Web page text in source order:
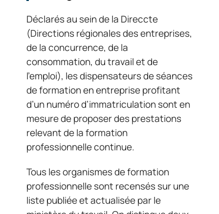
Déclarés au sein de la Direccte
(Directions régionales des entreprises,
de la concurrence, de la
consommation, du travail et de
l’emploi), les dispensateurs de séances
de formation en entreprise profitant
d’un numéro d’immatriculation sont en
mesure de proposer des prestations
relevant de la formation
professionnelle continue.
Tous les organismes de formation
professionnelle sont recensés sur une
liste publiée et actualisée par le